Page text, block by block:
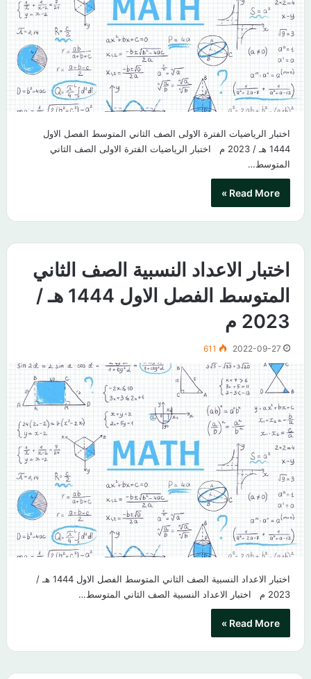
اختبار الرياضيات الفترة الاولى الصف الثاني المتوسط الفصل الاول
1444 هـ / 2023 م اختبار الرياضيات الفترة الاولى الصف الثاني
المتوسط…
Read More »
اختبار الاعداد النسبية الصف الثاني
المتوسط الفصل الاول 1444 هـ /
2023 م
2022-09-27
611
اختبار الاعداد النسبية الصف الثاني المتوسط الفصل الاول 1444 هـ /
2023 م اختبار الاعداد النسبية الصف الثاني المتوسط…
Read More »